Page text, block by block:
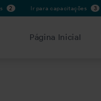
2 Ir para capacitações 3
Página Inicial